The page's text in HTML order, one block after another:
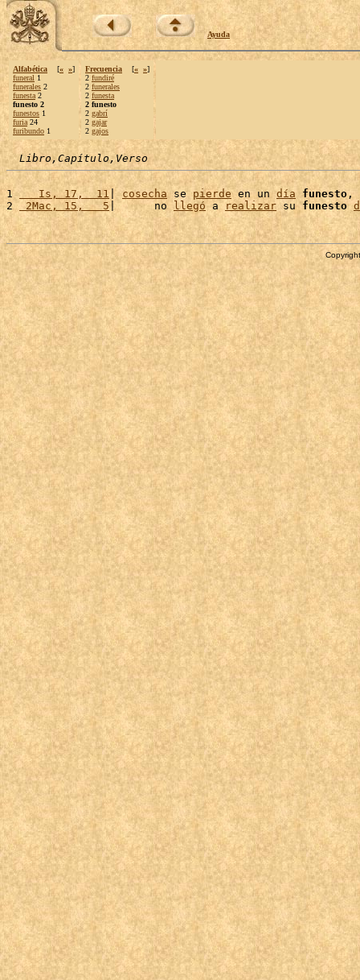
Ayuda
Alfabética [« »]
funeral 1
funerales 2
funesta 2
funesto 2
funestos 1
furia 24
furibundo 1
Frecuencia [« »]
2 fundiré
2 funerales
2 funesta
2 funesto
2 gabrí
2 gajar
2 gajos
Libro,Capítulo,Verso
1
   Is, 17,  11
| cosecha se pierde en un día funesto,
2 2Mac, 15,   5 |      no llegó a realizar su funesto